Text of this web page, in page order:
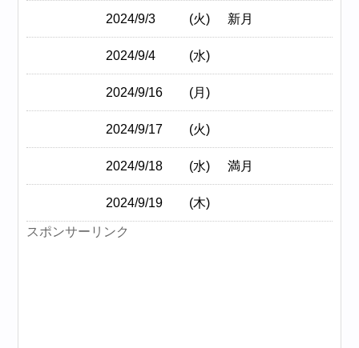
2024/9/3 (火) 新月
2024/9/4 (水)
2024/9/16 (月)
2024/9/17 (火)
2024/9/18 (水) 満月
2024/9/19 (木)
スポンサーリンク